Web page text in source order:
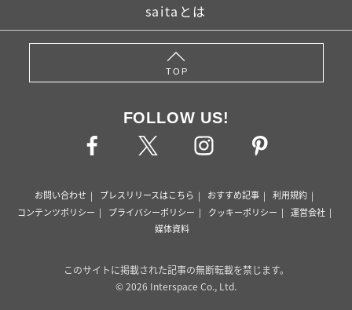
saitaとは
TOP
FOLLOW US!
お問い合わせ プレスリリースはこちら おすすめ記事
利用規約
コンテンツポリシー
プライバシーポリシー クッキーポリシー
運営会社
媒体資料
このサイトに掲載された記事の無断転載を禁じます。
© 2026 Interspace Co., Ltd.